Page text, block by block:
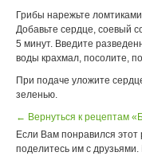
Грибы нарежьте
Добавьте сердце, соевый
5 минут. Введите
воды крахмал, посолите,
При подаче уложите
зеленью.
← Вернуться к рецептам
Если Вам понравился этот
поделитесь им с